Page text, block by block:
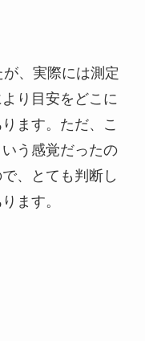
、実際には測定
り目安をどこに
ます。ただ、こ
う感覚だったの
、とても判断し
ます。